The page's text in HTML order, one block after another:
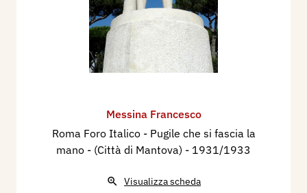
Messina Francesco
Roma Foro Italico - Pugile che si fascia la
mano - (Città di Mantova) - 1931/1933
Visualizza scheda